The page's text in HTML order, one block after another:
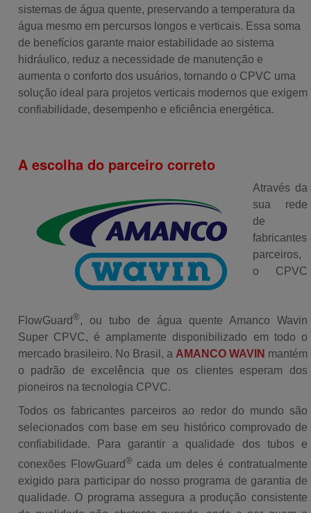
sistemas de água quente, preservando a temperatura da
água mesmo em percursos longos e verticais. Essa soma
de benefícios garante maior estabilidade ao sistema
hidráulico, reduz a necessidade de manutenção e
aumenta o conforto dos usuários, tornando o CPVC uma
solução ideal para projetos verticais modernos que exigem
confiabilidade, desempenho e eficiência energética.
A escolha do parceiro correto
Através da
sua rede
de
fabricantes
parceiros,
o CPVC
FlowGuard®, ou tubo de água quente Amanco Wavin
Super CPVC, é amplamente disponibilizado em todo o
mercado brasileiro. No Brasil, a AMANCO WAVIN mantém
o padrão de excelência que os clientes esperam dos
pioneiros na tecnologia CPVC.
Todos os fabricantes parceiros ao redor do mundo são
selecionados com base em seu histórico comprovado de
confiabilidade. Para garantir a qualidade dos tubos e
conexões FlowGuard® cada um deles é contratualmente
exigido para participar do nosso programa de garantia de
qualidade. O programa assegura a produção consistente